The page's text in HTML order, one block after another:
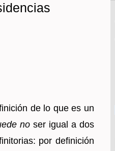
de lo que es un
no ser igual a dos
por de­fi­ni­ción